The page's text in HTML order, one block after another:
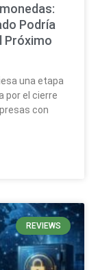
Podría
Próximo
una etapa
por el cierre
con
REVIEWS